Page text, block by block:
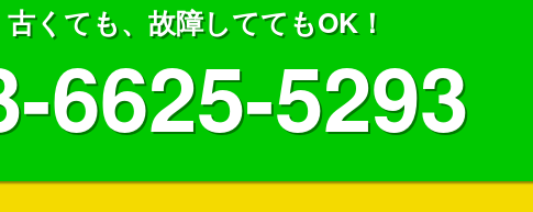
古くても、故障しててもOK！
6625-5293